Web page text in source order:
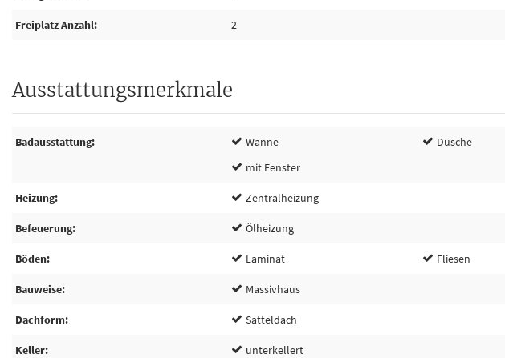
Freiplatz Anzahl 2
Ausstattungsmerkmale
Badausstattung Wanne
Dusche
mit Fenster
Heizung Zentralheizung
Befeuerung Ölheizung
Böden Laminat Fliesen
Bauweise Massivhaus
Dachform Satteldach
Keller unterkellert